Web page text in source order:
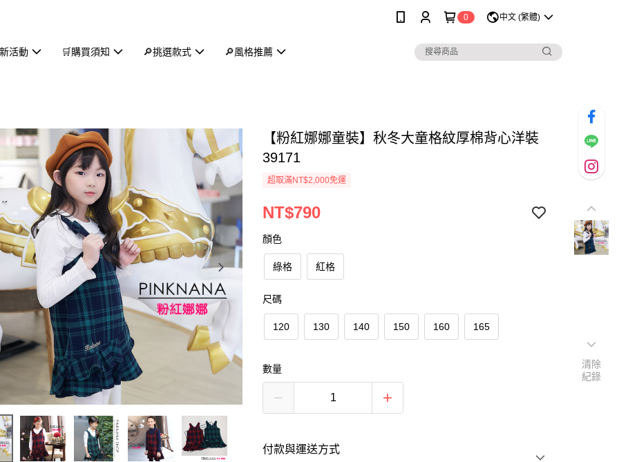
0 中文 (繁體)
活動 🛒購買須知 🔎挑選款式 🔎風格推薦
【粉紅娜娜童裝】秋冬大童格紋厚棉背心洋裝
39171
超取滿NT$2,000免運
NT$790
顏色
綠格 紅格
尺碼
120 130 140 150 160 165
數量
付款與運送方式
清除
紀錄